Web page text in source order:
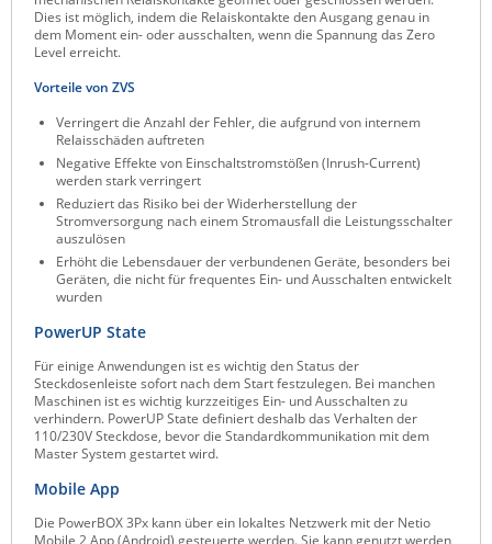
Dies ist möglich, indem die Relaiskontakte den Ausgang genau in
dem Moment ein- oder ausschalten, wenn die Spannung das Zero
Level erreicht.
Vorteile von ZVS
Verringert die Anzahl der Fehler, die aufgrund von internem
Relaisschäden auftreten
Negative Effekte von Einschaltstromstößen (Inrush-Current)
werden stark verringert
Reduziert das Risiko bei der Widerherstellung der
Stromversorgung nach einem Stromausfall die Leistungsschalter
auszulösen
Erhöht die Lebensdauer der verbundenen Geräte, besonders bei
Geräten, die nicht für frequentes Ein- und Ausschalten entwickelt
wurden
PowerUP State
Für einige Anwendungen ist es wichtig den Status der
Steckdosenleiste sofort nach dem Start festzulegen. Bei manchen
Maschinen ist es wichtig kurzzeitiges Ein- und Ausschalten zu
verhindern. PowerUP State definiert deshalb das Verhalten der
110/230V Steckdose, bevor die Standardkommunikation mit dem
Master System gestartet wird.
Mobile App
Die PowerBOX 3Px kann über ein lokaltes Netzwerk mit der Netio